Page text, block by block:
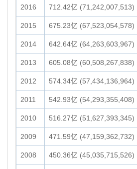
2016 712.42亿 (71,242,007,513)
2015 675.23亿 (67,523,054,578)
2014 642.64亿 (64,263,603,967)
2013 605.08亿 (60,508,267,838)
2012 574.34亿 (57,434,136,964)
2011 542.93亿 (54,293,355,408)
2010 516.27亿 (51,627,393,345)
2009 471.59亿 (47,159,362,732)
2008 450.36亿 (45,035,715,526)